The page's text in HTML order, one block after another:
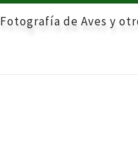
Fotografía de Aves y